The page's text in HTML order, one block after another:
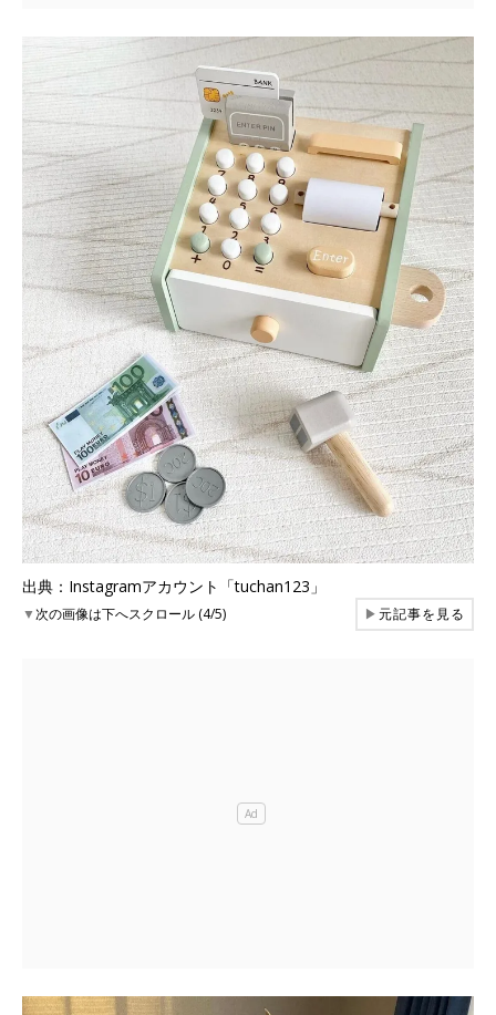
出典：Instagramアカウント「tuchan123」
▼次の画像は下へスクロール (4/5) ▶元記事を見る